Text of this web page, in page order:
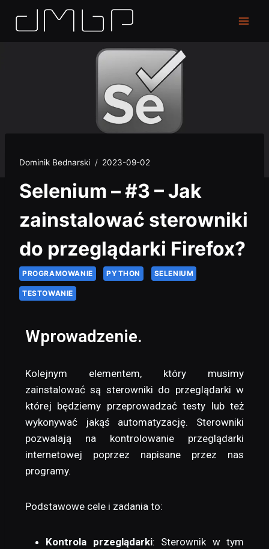
Dominik Bednarski 2023-09-02
Selenium – #3 – Jak
zainstalować sterowniki
do przeglądarki Firefox?
PROGRAMOWANIE PYTHON SELENIUM
TESTOWANIE
Wprowadzenie.
Kolejnym elementem, który musimy
zainstalować są sterowniki do przeglądarki w
której będziemy przeprowadzać testy lub też
wykonywać jakąś automatyzację. Sterowniki
pozwalają na kontrolowanie przeglądarki
internetowej poprzez napisane przez nas
programy.
Podstawowe cele i zadania to:
Kontrola przeglądarki: Sterownik w tym